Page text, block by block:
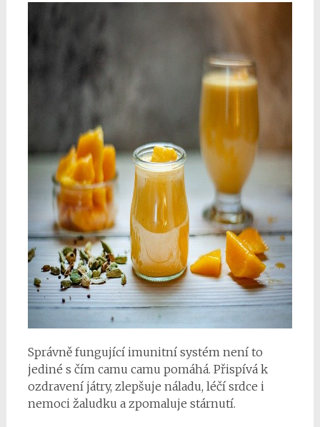
Správně fungující imunitní systém není to
jediné s čím camu camu pomáhá. Přispívá k
ozdravení játry, zlepšuje náladu, léčí srdce i
nemoci žaludku a zpomaluje stárnutí.